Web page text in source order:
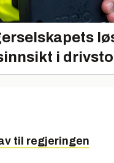
i
til regjeringen